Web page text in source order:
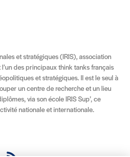
et stratégiques (IRIS), association
des principaux think tanks français
et stratégiques. Il est le seul à
un centre de recherche et un lieu
via son école IRIS Sup’, ce
nationale et internationale.